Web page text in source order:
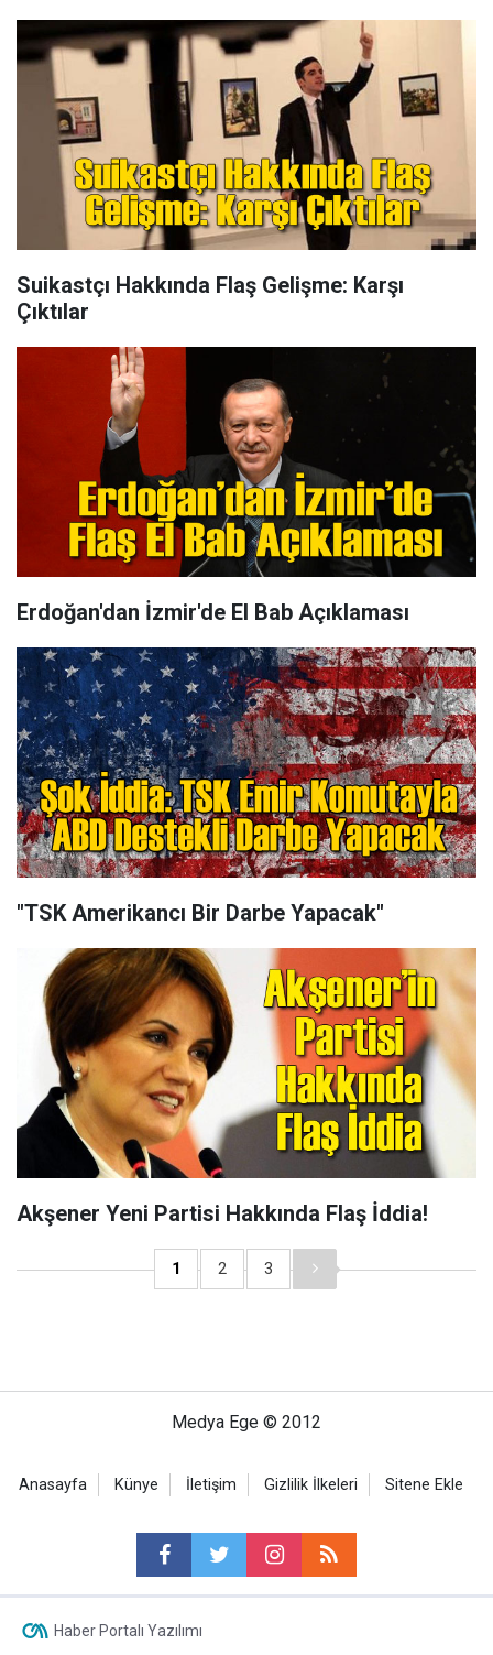
Suikastçı Hakkında Flaş Gelişme: Karşı
Çıktılar
Erdoğan'dan İzmir'de El Bab Açıklaması
"TSK Amerikancı Bir Darbe Yapacak"
Akşener Yeni Partisi Hakkında Flaş İddia!
1 2 3
Medya Ege © 2012
Anasayfa Künye İletişim Gizlilik İlkeleri Sitene Ekle
Haber Portalı Yazılımı